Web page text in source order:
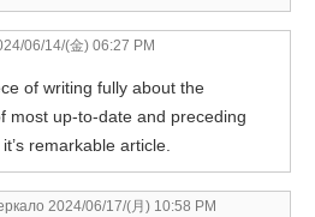
06/14/(金) 06:27 PM
of writing fully about the
most up-to-date and preceding
remarkable article.
2024/06/17/(月) 10:58 PM